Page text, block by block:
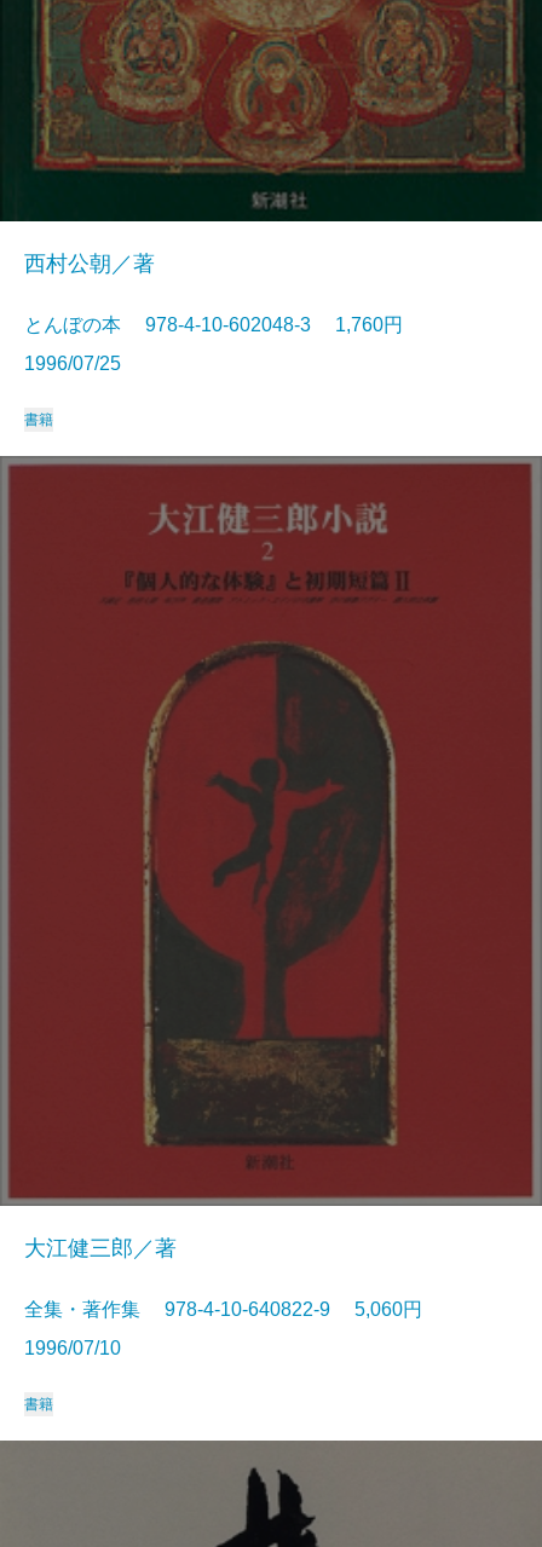
西村公朝／著
とんぼの本 978-4-10-602048-3 1,760円
1996/07/25
書籍
大江健三郎／著
全集・著作集 978-4-10-640822-9 5,060円
1996/07/10
書籍